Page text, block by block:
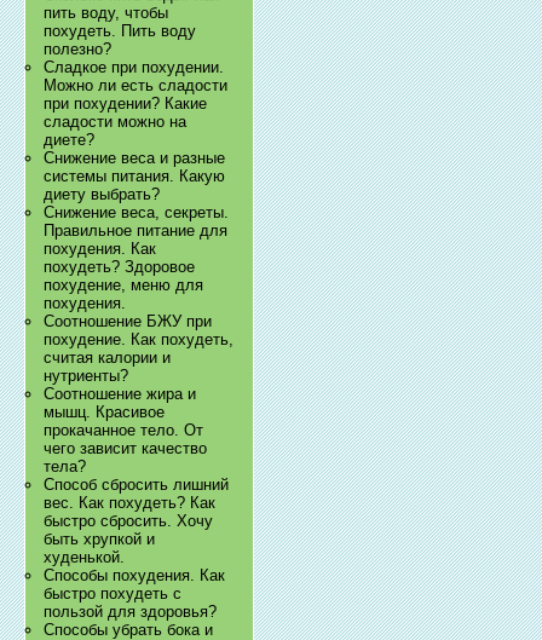
пить воду, чтобы
похудеть. Пить воду
полезно?
Сладкое при похудении.
Можно ли есть сладости
при похудении? Какие
сладости можно на
диете?
Снижение веса и разные
системы питания. Какую
диету выбрать?
Снижение веса, секреты.
Правильное питание для
похудения. Как
похудеть? Здоровое
похудение, меню для
похудения.
Соотношение БЖУ при
похудение. Как похудеть,
считая калории и
нутриенты?
Соотношение жира и
мышц. Красивое
прокачанное тело. От
чего зависит качество
тела?
Способ сбросить лишний
вес. Как похудеть? Как
быстро сбросить. Хочу
быть хрупкой и
худенькой.
Способы похудения. Как
быстро похудеть с
пользой для здоровья?
Способы убрать бока и